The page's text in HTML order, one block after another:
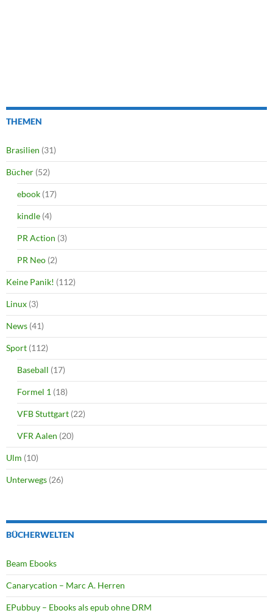
THEMEN
Brasilien (31)
Bücher (52)
ebook (17)
kindle (4)
PR Action (3)
PR Neo (2)
Keine Panik! (112)
Linux (3)
News (41)
Sport (112)
Baseball (17)
Formel 1 (18)
VFB Stuttgart (22)
VFR Aalen (20)
Ulm (10)
Unterwegs (26)
BÜCHERWELTEN
Beam Ebooks
Canarycation – Marc A. Herren
EPubbuy – Ebooks als epub ohne DRM